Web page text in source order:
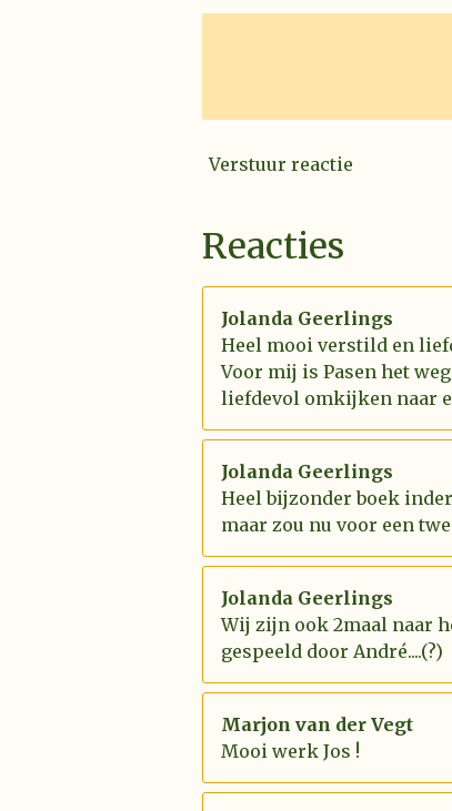
Verstuur reactie
Reacties
Jolanda Geerlings
Heel mooi verstild en
Voor mij is Pasen het
liefdevol omkijken naar
Jolanda Geerlings
Heel bijzonder boek
maar zou nu voor een
Jolanda Geerlings
Wij zijn ook 2maal naar
gespeeld door André....(?)
Marjon van der Vegt
Mooi werk Jos !